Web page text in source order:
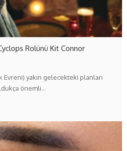
Rolünü Kit Connor
Evreni) yakın gelecekteki planları
önemli…